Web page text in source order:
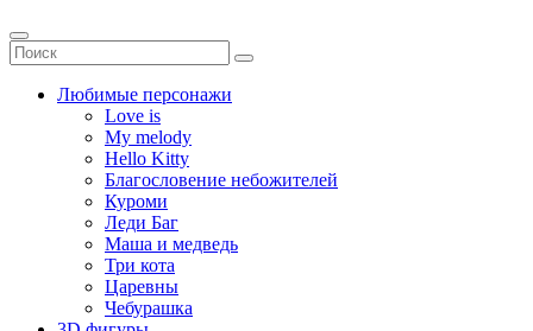
Любимые персонажи
Love is
My melody
Hello Kitty
Благословение небожителей
Куроми
Леди Баг
Маша и медведь
Три кота
Царевны
Чебурашка